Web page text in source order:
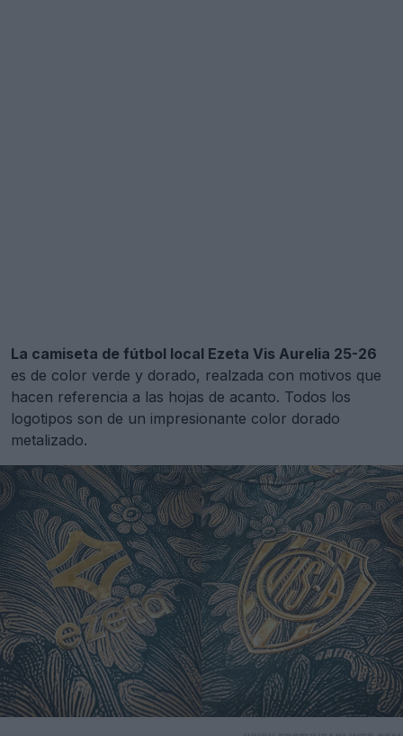
La camiseta de fútbol local Ezeta Vis Aurelia 25-26
es de color verde y dorado, realzada con motivos que
hacen referencia a las hojas de acanto. Todos los
logotipos son de un impresionante color dorado
metalizado.